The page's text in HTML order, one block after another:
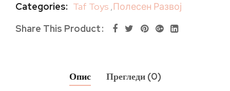
Categories: Taf Toys ,Полесен Развој
Share This Product
Опис Прегледи (0)